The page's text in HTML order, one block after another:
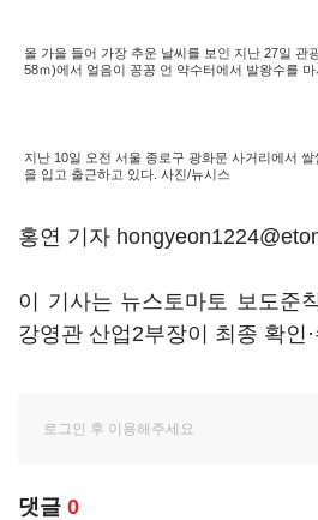
올 가을 들어 가장 추운 날씨를 보인 지난 27일 관
58ｍ)에서 얼음이 꽁꽁 언 약수터에서 발왕수를
지난 10일 오전 서울 종로구 광화문 사거리에서
을 입고 출근하고 있다. 사진/뉴시스
홍연 기자
이 기사는 뉴스토마토 보도준
강영관 산업2부장이 최종 확인
댓글 0